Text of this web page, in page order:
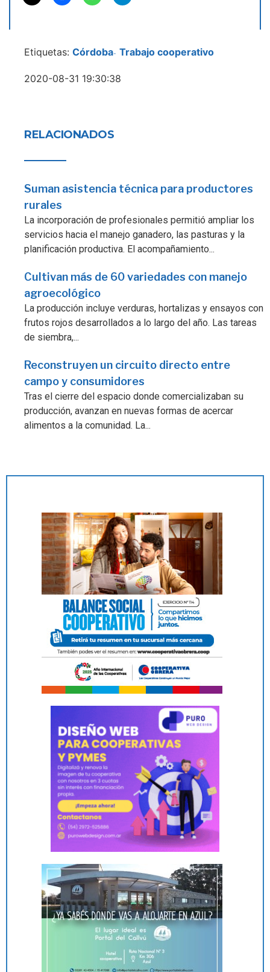
Etiquetas: Córdoba- Trabajo cooperativo
2020-08-31 19:30:38
RELACIONADOS
Suman asistencia técnica para productores
rurales
La incorporación de profesionales permitió ampliar los
servicios hacia el manejo ganadero, las pasturas y la
planificación productiva. El acompañamiento...
Cultivan más de 60 variedades con manejo
agroecológico
La producción incluye verduras, hortalizas y ensayos con
frutos rojos desarrollados a lo largo del año. Las tareas
de siembra,...
Reconstruyen un circuito directo entre
campo y consumidores
Tras el cierre del espacio donde comercializaban su
producción, avanzan en nuevas formas de acercar
alimentos a la comunidad. La...